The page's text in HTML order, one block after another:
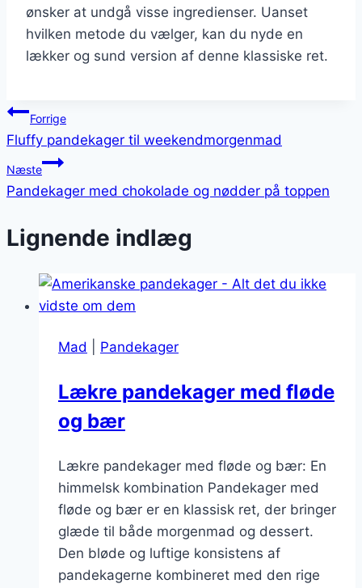
ønsker at undgå visse ingredienser. Uanset
hvilken metode du vælger, kan du nyde en
lækker og sund version af denne klassiske ret.
Indlægsnavigation
Forrige
Fluffy pandekager til weekendmorgenmad
Næste
Pandekager med chokolade og nødder på toppen
Lignende indlæg
Mad Pandekager
Lækre pandekager med fløde
og bær
Lækre pandekager med fløde og bær: En
himmelsk kombination Pandekager med
fløde og bær er en klassisk ret, der bringer
glæde til både morgenmad og dessert.
Den bløde og luftige konsistens af
pandekagerne kombineret med den rige